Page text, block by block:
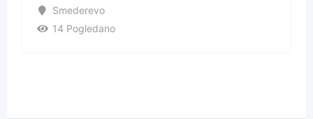
Smederevo
14 Pogledano